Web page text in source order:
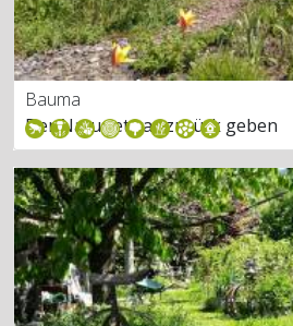
Bauma
Der Natur etwas zurück geben